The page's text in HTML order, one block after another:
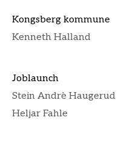
Kongsberg kommune
Kenneth Halland
Joblaunch
Stein Andrè Haugerud
Heljar Fahle